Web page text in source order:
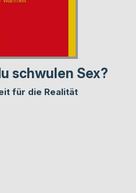
schwulen Sex?
für die Realität